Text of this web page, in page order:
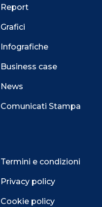
Report
Grafici
Infografiche
Business case
News
Comunicati Stampa
Termini e condizioni
Privacy policy
Cookie policy